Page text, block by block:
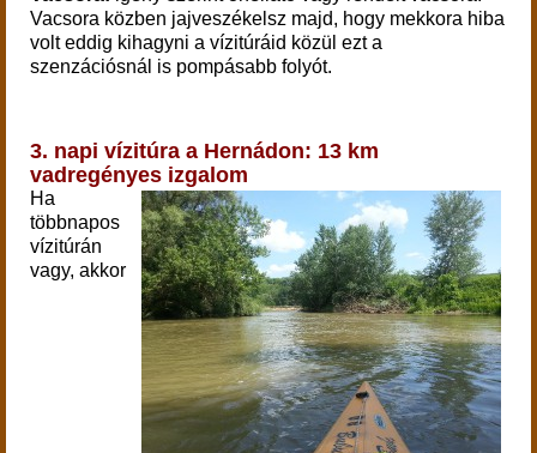
Vacsora közben jajveszékelsz majd, hogy mekkora hiba
volt eddig kihagyni a vízitúráid közül ezt a
szenzációsnál is pompásabb folyót.
3. napi vízitúra a Hernádon: 13 km
vadregényes izgalom
Ha
többnapos
vízitúrán
vagy, akkor